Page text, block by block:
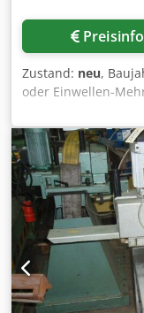
Preisinfo
Zustand: neu,
oder Einwellen-
gekennzeichnet
beweglicher
Vorschubrollen auf
motorisierten
einen effektiven
konstanten
der LM-
Schneideinheit aus
Anzahl von ein bis
kann dynamisch
unterschiedliche